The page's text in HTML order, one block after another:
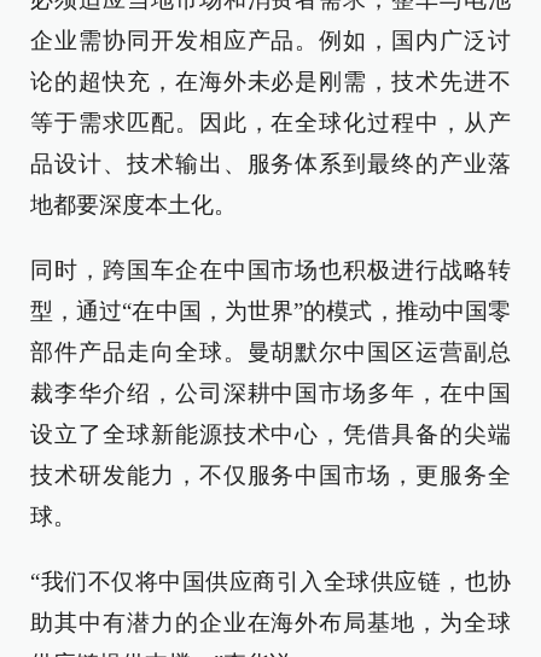
企业需协同开发相应产品。例如，国内广泛讨
论的超快充，在海外未必是刚需，技术先进不
等于需求匹配。因此，在全球化过程中，从产
品设计、技术输出、服务体系到最终的产业落
地都要深度本土化。
同时，跨国车企在中国市场也积极进行战略转
型，通过“在中国，为世界”的模式，推动中国零
部件产品走向全球。曼胡默尔中国区运营副总
裁李华介绍，公司深耕中国市场多年，在中国
设立了全球新能源技术中心，凭借具备的尖端
技术研发能力，不仅服务中国市场，更服务全
球。
“我们不仅将中国供应商引入全球供应链，也协
助其中有潜力的企业在海外布局基地，为全球